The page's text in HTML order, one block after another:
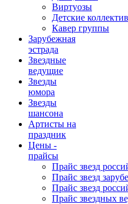
Виртуозы
Детские
Кавер группы
Зарубежная
эстрада
Звездные
ведущие
Звезды
юмора
Звезды
шансона
Артисты на
праздник
Цены -
прайсы
Прайс звезд
Прайс звезд
Прайс звезд
Прайс звездных